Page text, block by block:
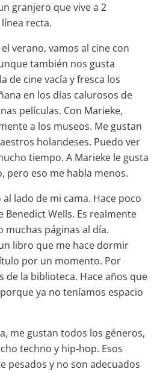
granjero que vive a 2
recta.
verano, vamos al cine con
también nos gusta
de cine vacía y fresca los
en los días calurosos de
películas. Con Marieke,
a los museos. Me gustan
holandeses. Puedo ver
tiempo. A Marieke le gusta
pero eso me habla menos.
lado de mi cama. Hace poco
Benedict Wells. Es realmente
muchas páginas al día.
libro que me hace dormir
por un momento. Por
de la biblioteca. Hace años que
ya no teníamos espacio
me gustan todos los géneros,
techno y hip-hop. Esos
pesados y no son adecuados